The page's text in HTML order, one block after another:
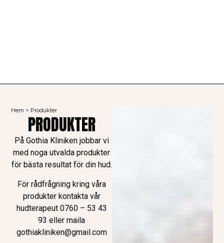
Hem > Produkter
PRODUKTER
På Gothia Kliniken jobbar vi
med noga utvalda produkter
för bästa resultat för din hud.
För rådfrågning kring våra
produkter kontakta vår
hudterapeut 0760 – 53 43
93 eller maila
gothiakliniken@gmail.com